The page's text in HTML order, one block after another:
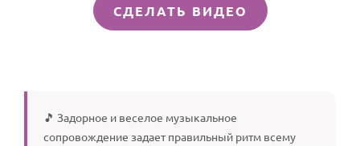
СДЕЛАТЬ ВИДЕО
🎵 Задорное и веселое музыкальное
сопровождение задает правильный ритм всему